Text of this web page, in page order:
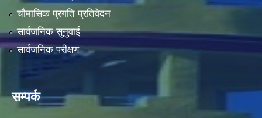
चौमासिक प्रगति प्रतिवेदन
सार्वजनिक सुनुवाई
सार्वजनिक परीक्षण
सम्पर्क